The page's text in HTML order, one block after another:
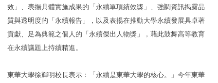
效」、表揚具體實施成果的「永續單項績效獎」、強調資訊揭露品
質與透明度的「永續報告」，以及表揚在推動大學永續發展具卓著
貢獻、足為典範之個人的「永續傑出人物獎」，藉此鼓舞高等教育
在永續議題上持續精進。
東華大學徐輝明校長表示：「永續是東華大學的核心。」今年東華